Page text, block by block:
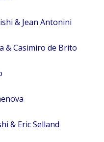
& Jean Antonini
& Casimiro de Brito
& Eric Selland